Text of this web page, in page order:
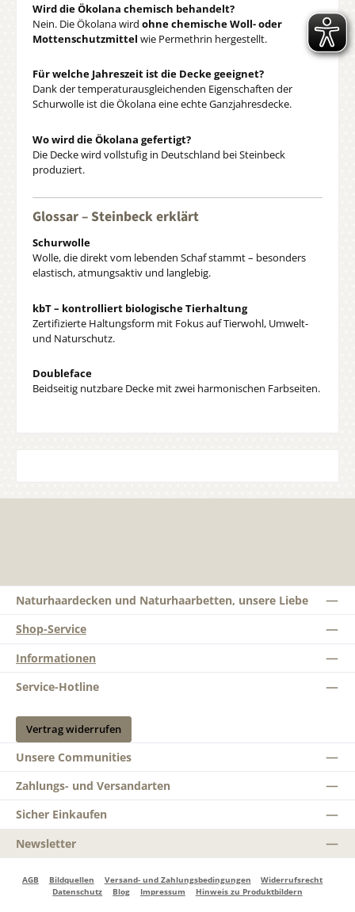
Wird die Ökolana chemisch behandelt?
Nein. Die Ökolana wird ohne chemische Woll- oder
Mottenschutzmittel wie Permethrin hergestellt.
Für welche Jahreszeit ist die Decke geeignet?
Dank der temperaturausgleichenden Eigenschaften der
Schurwolle ist die Ökolana eine echte Ganzjahresdecke.
Wo wird die Ökolana gefertigt?
Die Decke wird vollstufig in Deutschland bei Steinbeck
produziert.
Glossar – Steinbeck erklärt
Schurwolle
Wolle, die direkt vom lebenden Schaf stammt – besonders
elastisch, atmungsaktiv und langlebig.
kbT – kontrolliert biologische Tierhaltung
Zertifizierte Haltungsform mit Fokus auf Tierwohl, Umwelt-
und Naturschutz.
Doubleface
Beidseitig nutzbare Decke mit zwei harmonischen Farbseiten.
Naturhaardecken und Naturhaarbetten, unsere Liebe
Shop-Service
Informationen
Service-Hotline
Vertrag widerrufen
Unsere Communities
Zahlungs- und Versandarten
Sicher Einkaufen
Newsletter
AGB Bildquellen Versand- und Zahlungsbedingungen
Widerrufsrecht
Datenschutz
Blog Impressum Hinweis zu Produktbildern